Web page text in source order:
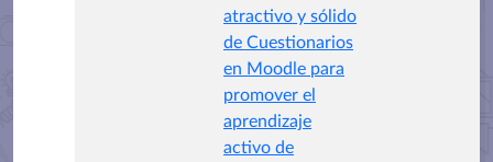
atractivo y sólido
de Cuestionarios
en Moodle para
promover el
aprendizaje
activo de